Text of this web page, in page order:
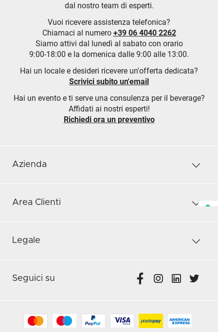
dal nostro team di esperti.
Vuoi ricevere assistenza telefonica?
Chiamaci al numero +39 06 4040 2262
Siamo attivi dal lunedì al sabato con orario
9:00-18:00 e la domenica dalle 9:00 alle 13:00.
Hai un locale e desideri ricevere un'offerta dedicata?
Scrivici subito un'email
Hai un evento e ti serve una consulenza per il beverage?
Affidati ai nostri esperti!
Richiedi ora un preventivo
Azienda
Area Clienti
Legale
Seguici su